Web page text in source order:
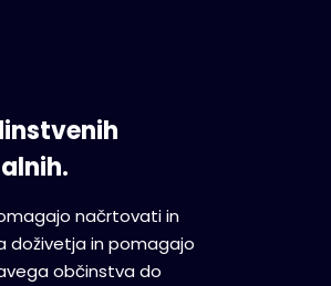
načrtovati in
doživetja in pomagajo
občinstva do